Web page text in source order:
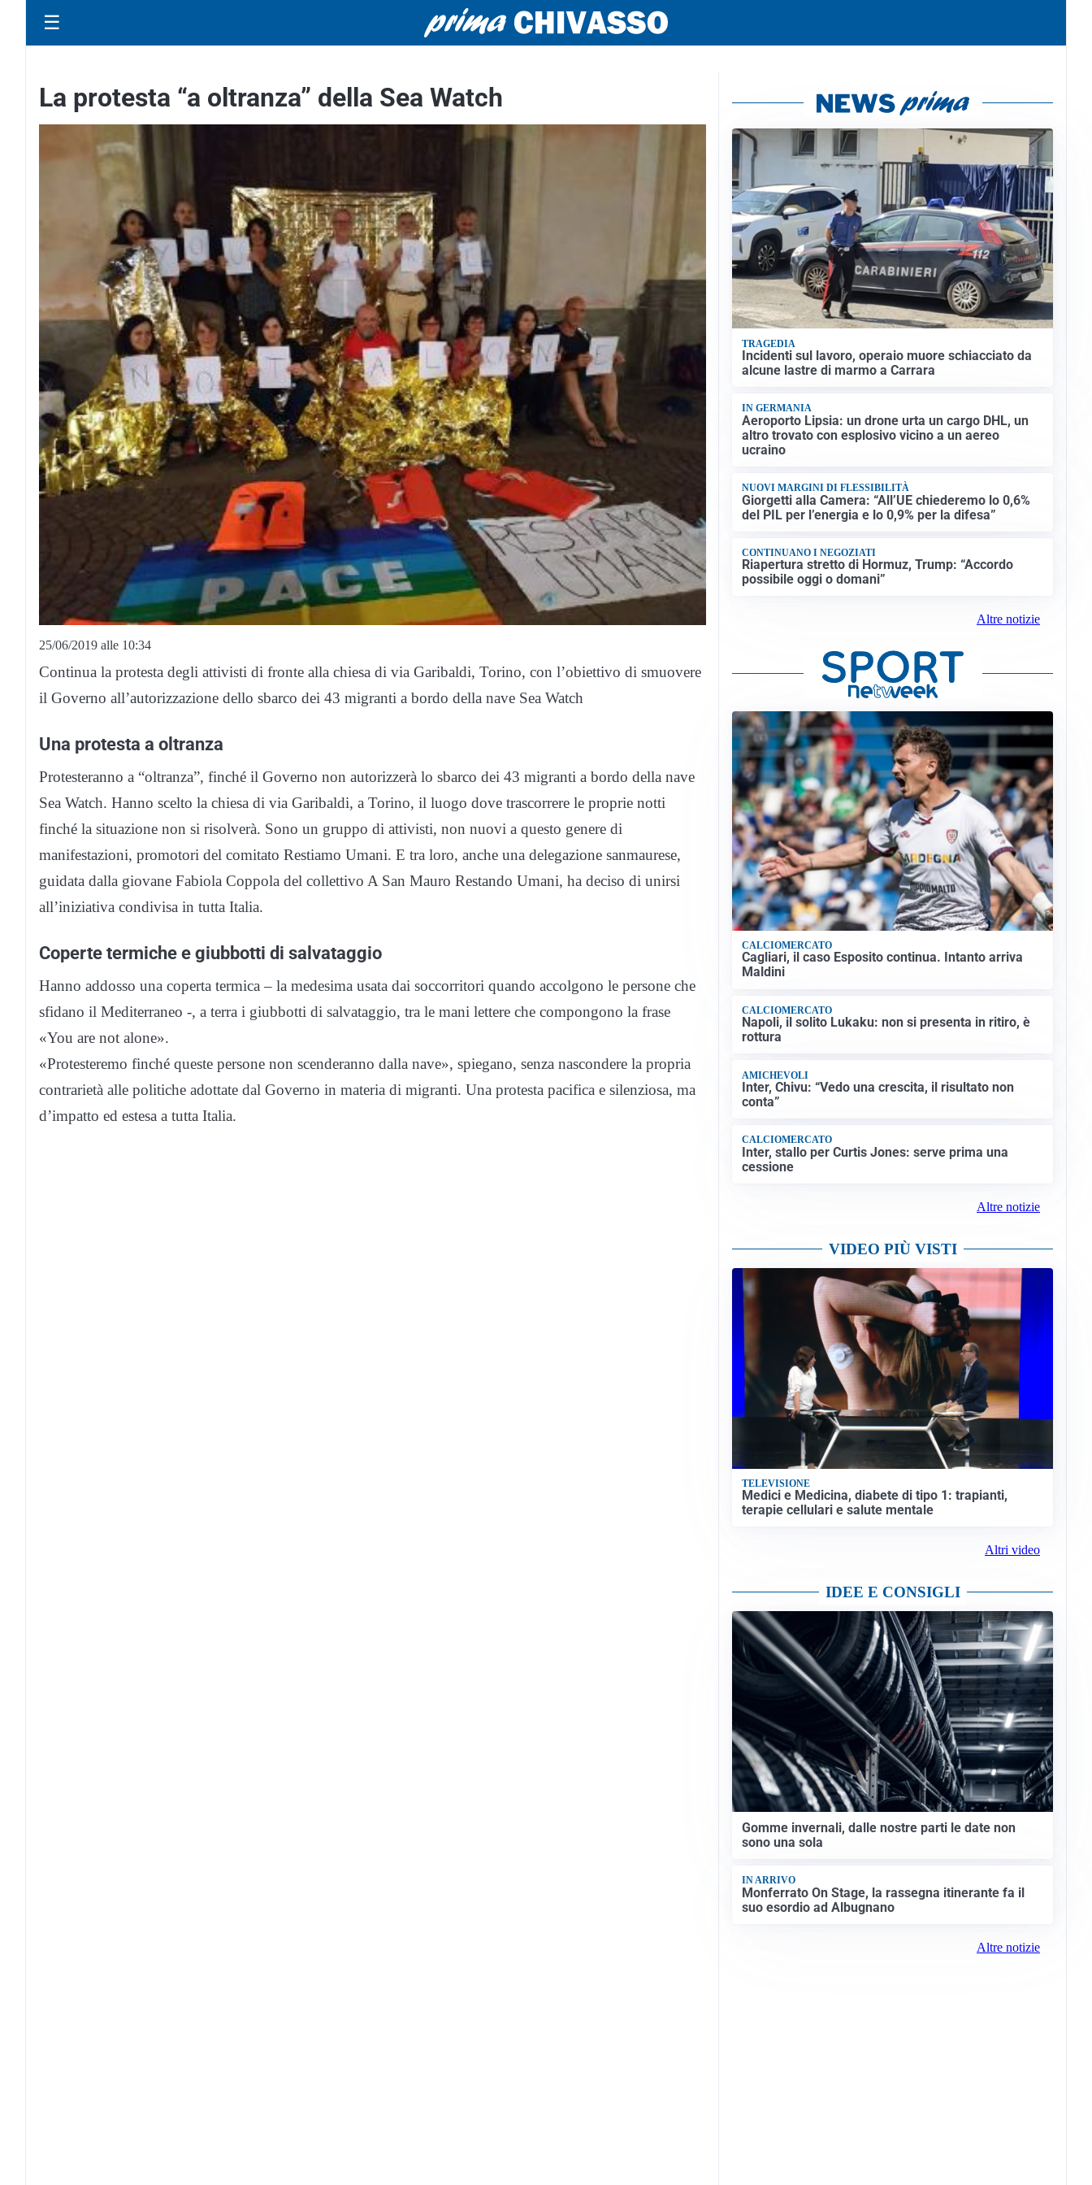
☰
La protesta “a oltranza” della Sea Watch
25/06/2019 alle 10:34
Continua la protesta degli attivisti di fronte alla chiesa di via Garibaldi, Torino, con l’obiettivo di smuovere
il Governo all’autorizzazione dello sbarco dei 43 migranti a bordo della nave Sea Watch
Una protesta a oltranza
Protesteranno a “oltranza”, finché il Governo non autorizzerà lo sbarco dei 43 migranti a bordo della nave
Sea Watch. Hanno scelto la chiesa di via Garibaldi, a Torino, il luogo dove trascorrere le proprie notti
finché la situazione non si risolverà. Sono un gruppo di attivisti, non nuovi a questo genere di
manifestazioni, promotori del comitato Restiamo Umani. E tra loro, anche una delegazione sanmaurese,
guidata dalla giovane Fabiola Coppola del collettivo A San Mauro Restando Umani, ha deciso di unirsi
all’iniziativa condivisa in tutta Italia.
Coperte termiche e giubbotti di salvataggio
Hanno addosso una coperta termica – la medesima usata dai soccorritori quando accolgono le persone che
sfidano il Mediterraneo -, a terra i giubbotti di salvataggio, tra le mani lettere che compongono la frase
«You are not alone».
«Protesteremo finché queste persone non scenderanno dalla nave», spiegano, senza nascondere la propria
contrarietà alle politiche adottate dal Governo in materia di migranti. Una protesta pacifica e silenziosa, ma
d’impatto ed estesa a tutta Italia.
TRAGEDIA
Incidenti sul lavoro, operaio muore schiacciato da
alcune lastre di marmo a Carrara
IN GERMANIA
Aeroporto Lipsia: un drone urta un cargo DHL, un
altro trovato con esplosivo vicino a un aereo
ucraino
NUOVI MARGINI DI FLESSIBILITÀ
Giorgetti alla Camera: “All’UE chiederemo lo 0,6%
del PIL per l’energia e lo 0,9% per la difesa”
CONTINUANO I NEGOZIATI
Riapertura stretto di Hormuz, Trump: “Accordo
possibile oggi o domani”
Altre notizie
CALCIOMERCATO
Cagliari, il caso Esposito continua. Intanto arriva
Maldini
CALCIOMERCATO
Napoli, il solito Lukaku: non si presenta in ritiro, è
rottura
AMICHEVOLI
Inter, Chivu: “Vedo una crescita, il risultato non
conta”
CALCIOMERCATO
Inter, stallo per Curtis Jones: serve prima una
cessione
Altre notizie
VIDEO PIÙ VISTI
TELEVISIONE
Medici e Medicina, diabete di tipo 1: trapianti,
terapie cellulari e salute mentale
Altri video
IDEE E CONSIGLI
Gomme invernali, dalle nostre parti le date non
sono una sola
IN ARRIVO
Monferrato On Stage, la rassegna itinerante fa il
suo esordio ad Albugnano
Altre notizie